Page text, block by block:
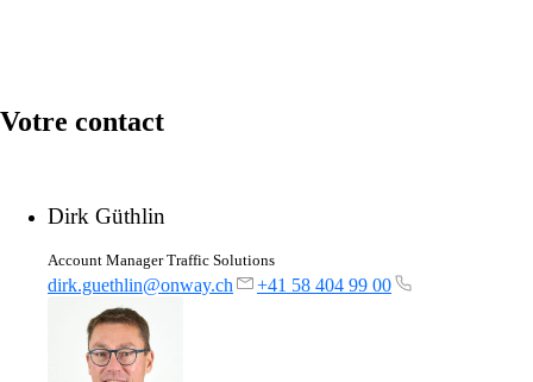
Votre contact
Dirk Güthlin
Account Manager Traffic Solutions
dirk.guethlin@onway.ch +41 58 404 99 00